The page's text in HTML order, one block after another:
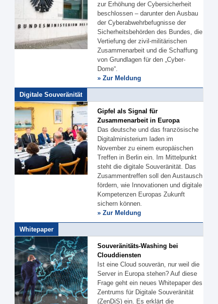
zur Erhöhung der Cybersicherheit
beschlossen – darunter den Ausbau
der Cyberabwehrbefugnisse der
Sicherheitsbehörden des Bundes, die
Vertiefung der zivil-militärischen
Zusammenarbeit und die Schaffung
von Grundlagen für den „Cyber-
Dome“.
» Zur Meldung
Digitale Souveränität
Gipfel als Signal für
Zusammenarbeit in Europa
Das deutsche und das französische
Digitalministerium laden im
November zu einem europäischen
Treffen in Berlin ein. Im Mittelpunkt
steht die digitale Souveränität. Das
Zusammentreffen soll den Austausch
fördern, wie Innovationen und digitale
Kompetenzen Europas Zukunft
sichern können.
» Zur Meldung
Whitepaper
Souveränitäts-Washing bei
Clouddiensten
Ist eine Cloud souverän, nur weil die
Server in Europa stehen? Auf diese
Frage geht ein neues Whitepaper des
Zentrums für Digitale Souveränität
(ZenDiS) ein. Es erklärt die